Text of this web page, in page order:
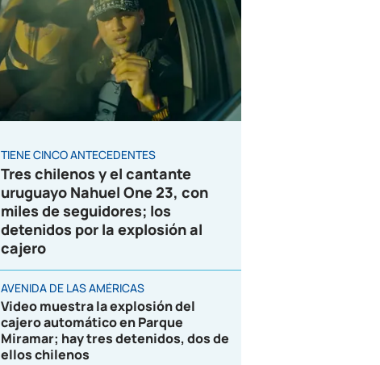
TIENE CINCO ANTECEDENTES
Tres chilenos y el cantante
uruguayo Nahuel One 23, con
miles de seguidores; los
detenidos por la explosión al
cajero
AVENIDA DE LAS AMÉRICAS
Video muestra la explosión del
cajero automático en Parque
Miramar; hay tres detenidos, dos de
ellos chilenos